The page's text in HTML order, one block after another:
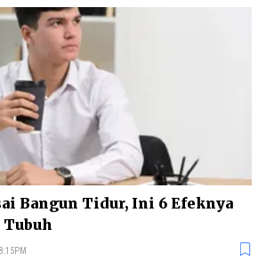
Bangun Tidur, Ini 6 Efeknya